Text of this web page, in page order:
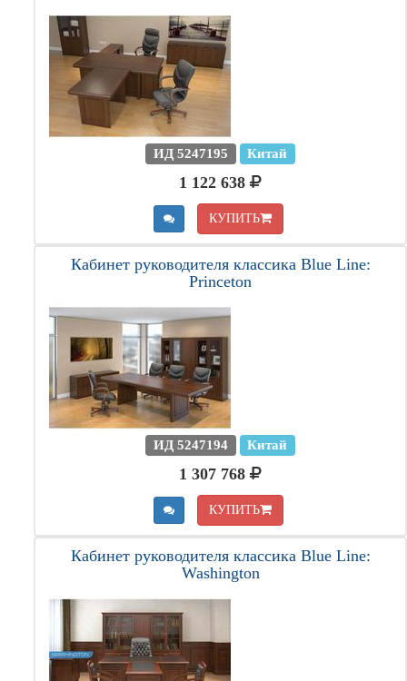
ИД 5247195 Китай
1 122 638
КУПИТЬ
Кабинет руководителя классика Blue Line:
Princeton
ИД 5247194 Китай
1 307 768
КУПИТЬ
Кабинет руководителя классика Blue Line:
Washington